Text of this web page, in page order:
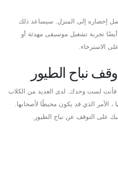
إحضاره إلى المنزل. سيساعد ذلك
تجربة تشغيل موسيقى مهدئة أو
الاسترخاء.
نباح الطيور
فأنت لست وحدك. لدى العديد من الكلاب
، الأمر الذي قد يكون محبطًا لأصحابها.
على التوقف عن نباح الطيور.